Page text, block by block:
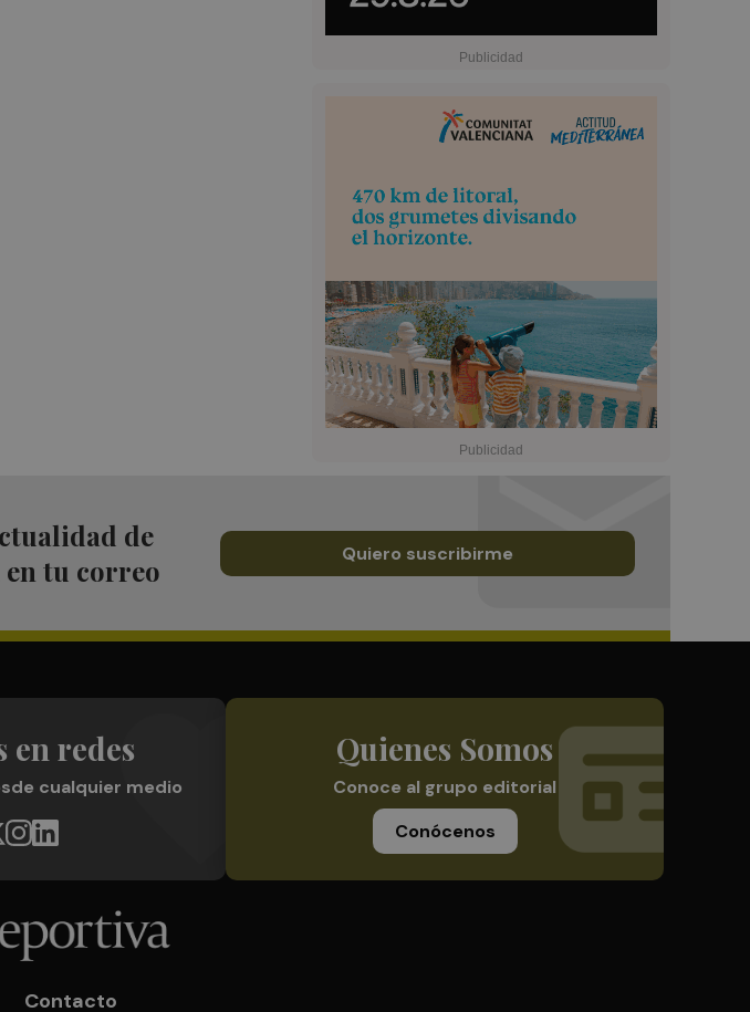
de
tu correo
Quiero suscribirme
en redes
cualquier medio
Quienes Somos
Conoce al grupo editorial
Conócenos
Contacto